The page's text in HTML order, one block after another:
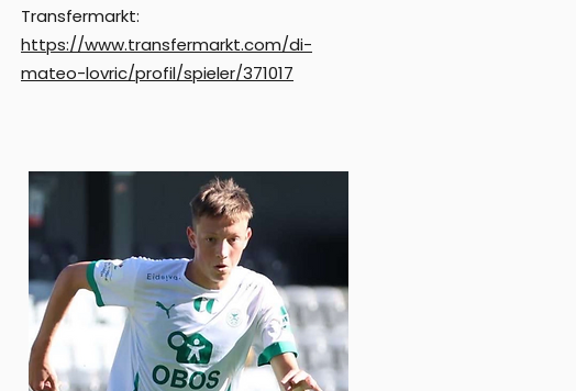
Transfermarkt:
https://www.transfermarkt.com/di-
mateo-lovric/profil/spieler/371017